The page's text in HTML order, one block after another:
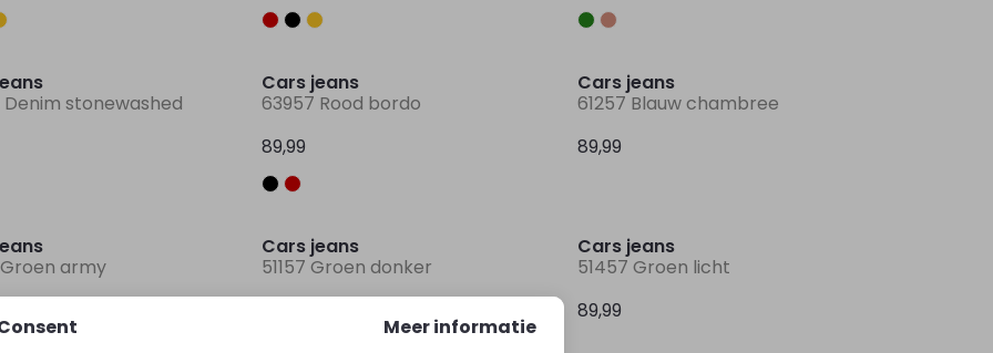
stonewashed
Cars jeans
63957 Rood bordo
89,99
Cars jeans
61257 Blauw chambree
89,99
army
Cars jeans
51157 Groen donker
Cars jeans
51457 Groen licht
89,99
Meer informatie